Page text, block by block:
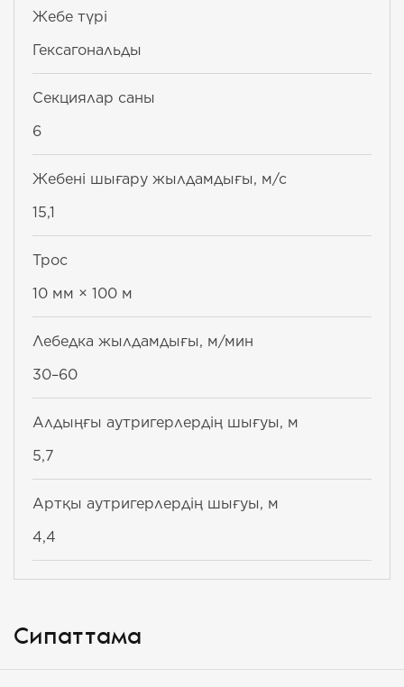
Жебе түрі
Гексагональды
Секциялар саны
6
Жебені шығару жылдамдығы, м/с
15,1
Трос
10 мм × 100 м
Лебедка жылдамдығы, м/мин
30–60
Алдыңғы аутригерлердің шығуы, м
5,7
Артқы аутригерлердің шығуы, м
4,4
Сипаттама